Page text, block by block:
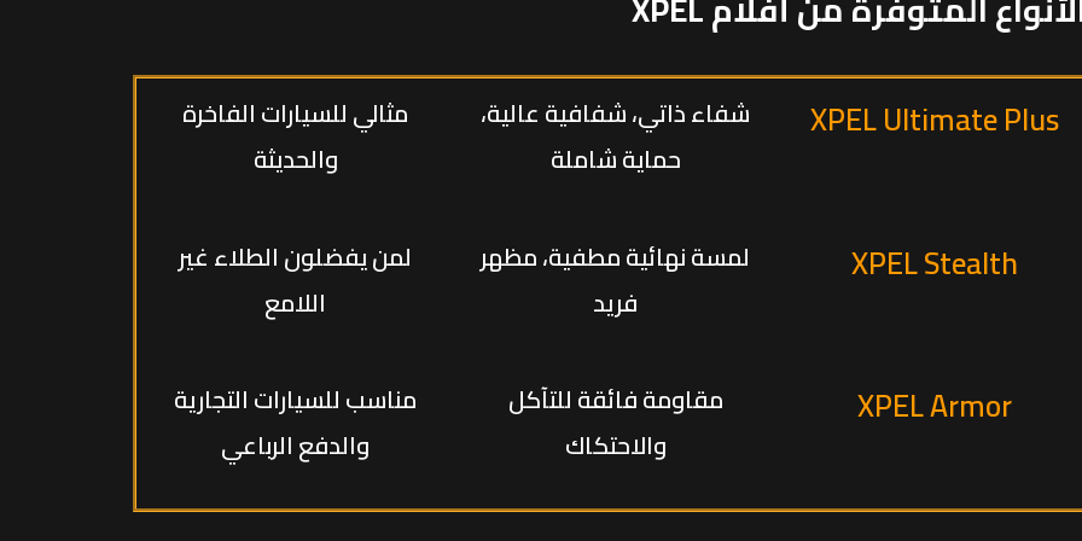
XPEL Ultimate Plus
شفاء ذاتي، شفافية عالية،
حماية شاملة
مثالي للسيارات الفاخرة
والحديثة
XPEL Stealth
لمسة نهائية مطفية، مظهر
فريد
لمن يفضلون الطلاء غير
اللامع
XPEL Armor
مقاومة فائقة للتآكل
والاحتكاك
مناسب للسيارات التجارية
والدفع الرباعي